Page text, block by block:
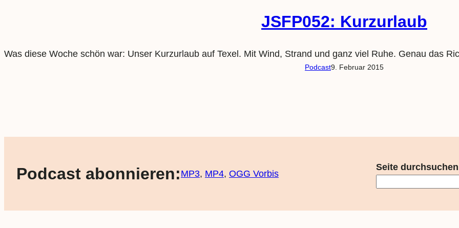
JSFP052: Kurzurlaub
Was diese Woche schön war: Unser Kurzurlaub auf Texel. Mit Wind, Strand und ganz viel Ruhe. Genau das
Podcast9. Februar 2015
Podcast abonnieren: MP3, MP4, OGG Vorbis
Seite durchsuchen